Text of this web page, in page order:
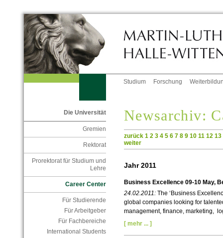
Studium Forschung
Die Universität
Gremien
Rektorat
Prorektorat für Studium und
Lehre
Career Center
Für Studierende
Für Arbeitgeber
Für Fachbereiche
International Students
Newsarchiv:
zurück 1 2 3 4 5 6 7 8 9 10 11 12 13
weiter
Jahr 2011
Business Excellence 09-10 May,
24.02.2011: The ‘Business
global companies looking for
management, finance, marketing,
[ mehr ... ]